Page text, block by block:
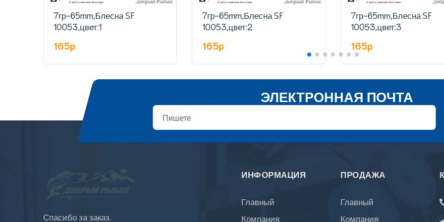
7гр-65mm,Блесна SF
10053,цвет:1
165p
7гр-65mm,Блесна SF
10053,цвет:2
165p
7гр-65mm,Блесна SF
10053,цвет:3
165p
ЭЛЕКТРОННАЯ ПОЧТА
Спасибо за заказ.
ИНФОРМАЦИЯ
Главный
Компания
ПРОДАЖА
Главный
Компания